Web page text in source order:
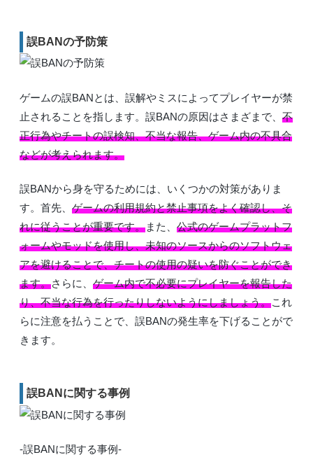
誤BANの予防策
ゲームの誤BANとは、誤解やミスによってプレイヤーが禁
止されることを指します。誤BANの原因はさまざまで、 不
正行為やチートの誤検知、不当な報告、ゲーム内の不具合
などが考えられます。
誤BANから身を守るためには、いくつかの対策がありま
す。首先、 ゲームの利用規約と禁止事項をよく確認し、そ
れに従うことが重要です。また、 公式のゲームプラットフ
ォームやモッドを使用し、未知のソースからのソフトウェ
アを避けることで、チートの使用の疑いを防ぐことができ
ます。さらに、 ゲーム内で不必要にプレイヤーを報告した
り、不当な行為を行ったりしないようにしましょう。これ
らに注意を払うことで、誤BANの発生率を下げることがで
きます。
誤BANに関する事例
-誤BANに関する事例-